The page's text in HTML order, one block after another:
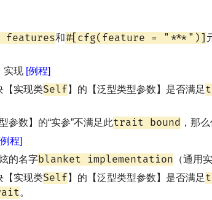
features和#[cfg(feature = "***")]
实现 [例程]
【实现类Self 】的【泛型类型参数】是否满足
参数】的“实参”不满足此trait bound ，那
程]
的名字blanket implementation （通用
【实现类Self 】的【泛型类型参数】是否满足
。